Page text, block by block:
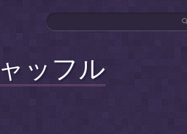
ッフル